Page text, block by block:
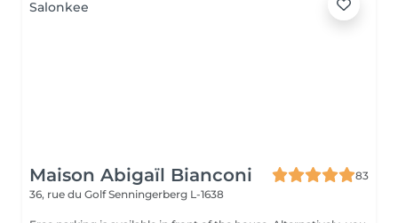
Maison Abigaïl Bianconi
83
36, rue du GolfSenningerberg L-1638